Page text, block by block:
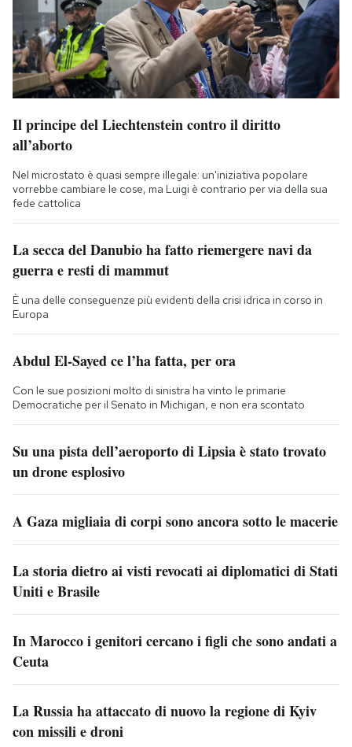
Il principe del Liechtenstein contro il diritto
all’aborto
Nel microstato è quasi sempre illegale: un'iniziativa popolare
vorrebbe cambiare le cose, ma Luigi è contrario per via della sua
fede cattolica
La secca del Danubio ha fatto riemergere navi da
guerra e resti di mammut
È una delle conseguenze più evidenti della crisi idrica in corso in
Europa
Abdul El-Sayed ce l’ha fatta, per ora
Con le sue posizioni molto di sinistra ha vinto le primarie
Democratiche per il Senato in Michigan, e non era scontato
Su una pista dell’aeroporto di Lipsia è stato trovato
un drone esplosivo
A Gaza migliaia di corpi sono ancora sotto le macerie
La storia dietro ai visti revocati ai diplomatici di Stati
Uniti e Brasile
In Marocco i genitori cercano i figli che sono andati a
Ceuta
La Russia ha attaccato di nuovo la regione di Kyiv
con missili e droni